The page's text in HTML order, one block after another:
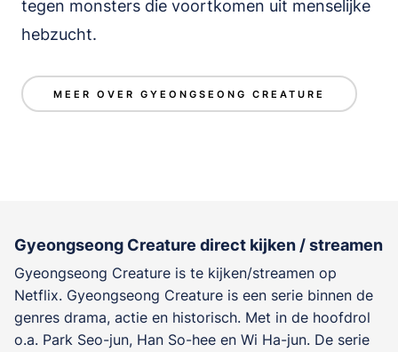
tegen monsters die voortkomen uit menselijke
hebzucht.
MEER OVER GYEONGSEONG CREATURE
Gyeongseong Creature direct kijken / streamen
Gyeongseong Creature is te kijken/streamen op
Netflix. Gyeongseong Creature is een serie binnen de
genres drama, actie en historisch. Met in de hoofdrol
o.a. Park Seo-jun, Han So-hee en Wi Ha-jun. De serie